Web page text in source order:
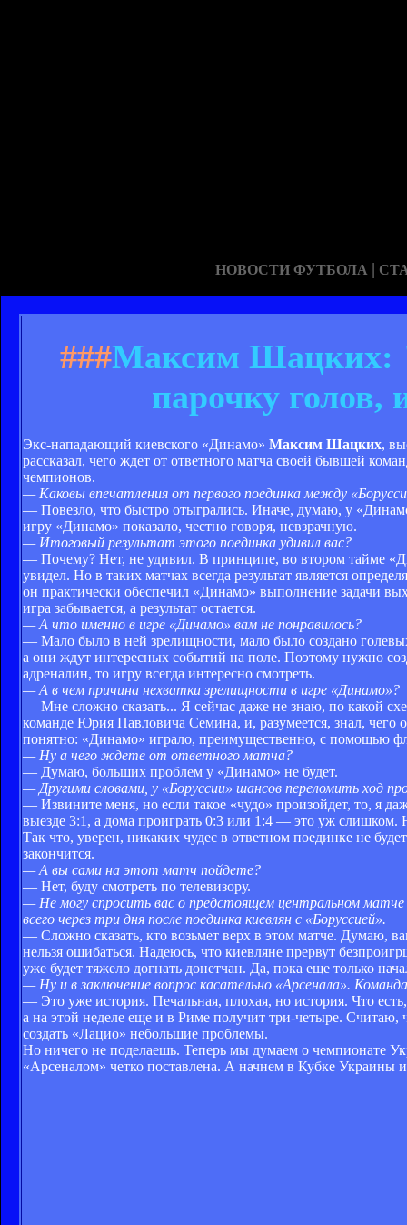
НОВОСТИ ФУТБОЛА |
###Максим Шацких:
парочку голов,
Экс-нападающий киевского «Динамо» Максим Шацких,
рассказал, чего ждет от ответного матча своей бывшей
чемпионов.
— Каковы впечатления от первого поединка между
— Повезло, что быстро отыгрались. Иначе, думаю, у
игру «Динамо» показало, честно говоря, невзрачную.
— Итоговый результат этого поединка удивил вас?
— Почему? Нет, не удивил. В принципе, во втором тайме
увидел. Но в таких матчах всегда результат является
он практически обеспечил «Динамо» выполнение задачи
игра забывается, а результат остается.
— А что именно в игре «Динамо» вам не понравилось?
— Мало было в ней зрелищности, мало было создано
а они ждут интересных событий на поле. Поэтому нужно
адреналин, то игру всегда интересно смотреть.
— А в чем причина нехватки зрелищности в игре «Динамо»?
— Мне сложно сказать... Я сейчас даже не знаю, по какой
команде Юрия Павловича Семина, и, разумеется, знал, чего
понятно: «Динамо» играло, преимущественно, с помощью
— Ну а чего ждете от ответного матча?
— Думаю, больших проблем у «Динамо» не будет.
— Другими словами, у «Боруссии» шансов переломить ход
— Извините меня, но если такое «чудо» произойдет, то, я
выезде 3:1, а дома проиграть 0:3 или 1:4 — это уж слишком.
Так что, уверен, никаких чудес в ответном поединке не
закончится.
— А вы сами на этот матч пойдете?
— Нет, буду смотреть по телевизору.
— Не могу спросить вас о предстоящем центральном
всего через три дня после поединка киевлян с «Боруссией».
— Сложно сказать, кто возьмет верх в этом матче. Думаю,
нельзя ошибаться. Надеюсь, что киевляне прервут
уже будет тяжело догнать донетчан. Да, пока еще только
— Ну и в заключение вопрос касательно «Арсенала».
— Это уже история. Печальная, плохая, но история. Что
а на этой неделе еще и в Риме получит три-четыре.
создать «Лацио» небольшие проблемы.
Но ничего не поделаешь. Теперь мы думаем о чемпионате
«Арсеналом» четко поставлена. А начнем в Кубке